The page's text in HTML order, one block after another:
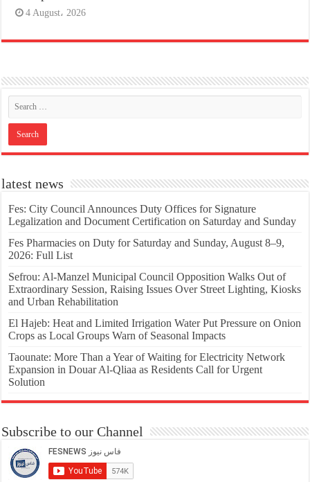
4 August، 2026
latest news
Fes: City Council Announces Duty Offices for Signature
Legalization and Document Certification on Saturday and Sunday
Fes Pharmacies on Duty for Saturday and Sunday, August 8–9,
2026: Full List
Sefrou: Al-Manzel Municipal Council Opposition Walks Out of
Extraordinary Session, Raising Issues Over Street Lighting, Kiosks
and Urban Rehabilitation
El Hajeb: Heat and Limited Irrigation Water Put Pressure on Onion
Crops as Local Groups Warn of Seasonal Impacts
Taounate: More Than a Year of Waiting for Electricity Network
Expansion in Douar Al-Qliaa as Residents Call for Urgent
Solution
Subscribe to our Channel